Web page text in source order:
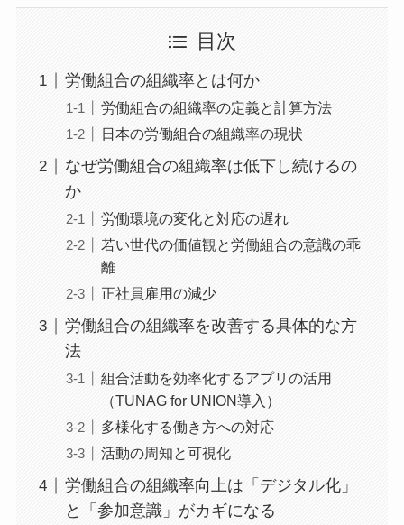
目次
労働組合の組織率とは何か
労働組合の組織率の定義と計算方法
日本の労働組合の組織率の現状
なぜ労働組合の組織率は低下し続けるの
か
労働環境の変化と対応の遅れ
若い世代の価値観と労働組合の意識の乖
離
正社員雇用の減少
労働組合の組織率を改善する具体的な方
法
組合活動を効率化するアプリの活用
（TUNAG for UNION導入）
多様化する働き方への対応
活動の周知と可視化
労働組合の組織率向上は「デジタル化」
と「参加意識」がカギになる